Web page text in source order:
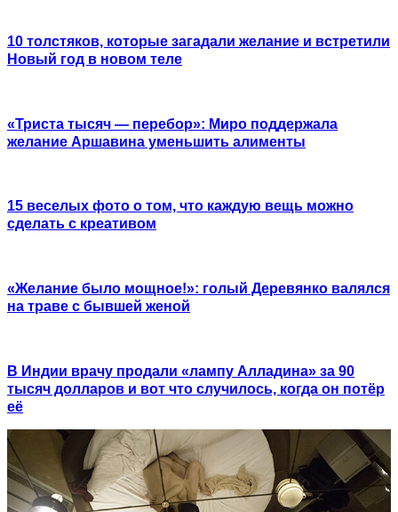
10 толстяков, которые загадали желание и встретили
Новый год в новом теле
«Триста тысяч — перебор»: Миро поддержала
желание Аршавина уменьшить алименты
15 веселых фото о том, что каждую вещь можно
сделать с креативом
«Желание было мощное!»: голый Деревянко валялся
на траве с бывшей женой
В Индии врачу продали «лампу Алладина» за 90
тысяч долларов и вот что случилось, когда он потёр
её